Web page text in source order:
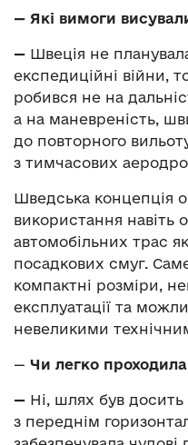
— Які вимоги
— Швеція не
експедиційні війни,
робився не на
а на маневреність,
до повторного
з тимчасових
Шведська концепція
використання навіть
автомобільних трас
посадкових смуг.
компактні розміри,
експлуатації та
невеликими
— Чи легко
— Ні, шлях був
з переднім